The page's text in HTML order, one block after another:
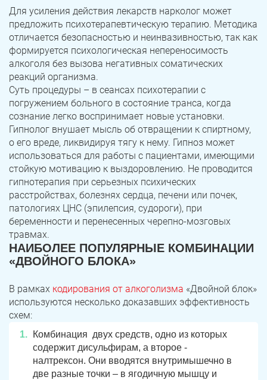
Для усиления действия лекарств нарколог может
предложить психотерапевтическую терапию. Методика
отличается безопасностью и неинвазивностью, так как
формируется психологическая непереносимость
алкоголя без вызова негативных соматических
реакций организма.
Суть процедуры – в сеансах психотерапии с
погружением больного в состояние транса, когда
сознание легко воспринимает новые установки.
Гипнолог внушает мысль об отвращении к спиртному,
о его вреде, ликвидируя тягу к нему. Гипноз может
использоваться для работы с пациентами, имеющими
стойкую мотивацию к выздоровлению. Не проводится
гипнотерапия при серьезных психических
расстройствах, болезнях сердца, печени или почек,
патологиях ЦНС (эпилепсия, судороги), при
беременности и перенесенных черепно-мозговых
травмах.
НАИБОЛЕЕ ПОПУЛЯРНЫЕ КОМБИНАЦИИ
«ДВОЙНОГО БЛОКА»
В рамках кодирования от алкоголизма «Двойной блок»
используются несколько доказавших эффективность
схем:
Комбинация двух средств, одно из которых
содержит дисульфирам, а второе -
налтрексон. Они вводятся внутримышечно в
две разные точки – в ягодичную мышцу и